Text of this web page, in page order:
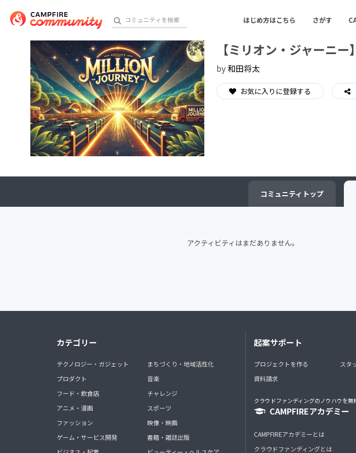
はじめ方はこちら さがす
おすすめのコミュニティ 人気のコミ
アート・写真
テクノロジー・ガジェット
チャレンジ
CAMPFIRE for Social Good
【ミリオン・ジャーニ
by和田将太
お気に入りに登録する
コミュニティ トップ
アクティビティはまだありません。
カテゴリー
テクノロジー・ガジェット
プロダクト
フード・飲食店
アニメ・漫画
ファッション
ゲーム・サービス開発
まちづくり・地域活性化
音楽
チャレンジ
スポーツ
映像・映画
書籍・雑誌出版
起案サポート
プロジェクトを作る
資料請求
スタ
クラウドファンディングのノウハウを無
CAMPFIREアカデミー
CAMPFIREアカデミーとは
クラウドファンディングとは